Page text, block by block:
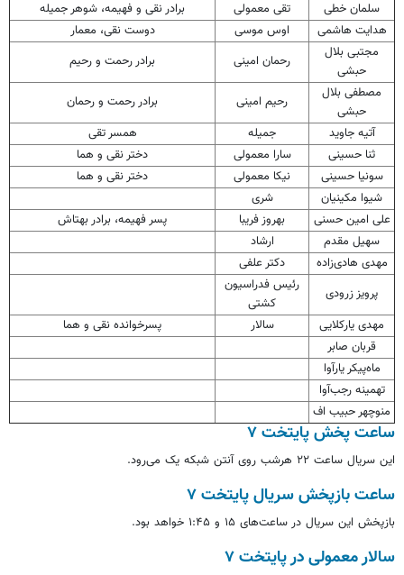
سلمان خطی
تقی معمولی
برادر نقی و فهیمه، شوهر جمیله
هدایت هاشمی
اوس موسی
دوست نقی، معمار
مجتبی بلال
حبشی
رحمان امینی
برادر رحمت و رحیم
مصطفی بلال
حبشی
رحیم امینی
برادر رحمت و رحمان
آتیه جاوید
جمیله
همسر تقی
ثنا حسینی
سارا معمولی
دختر نقی و هما
سونیا حسینی
نیکا معمولی
دختر نقی و هما
شیوا مکینیان
شری
علی امین حسنی
بهروز فریبا
پسر فهیمه، برادر بهتاش
سهیل مقدم
ارشاد
مهدی هادی‌زاده
دکتر علفی
پرویز زرودی
رئیس فدراسیون
کشتی
مهدی یارکلایی
سالار
پسرخوانده نقی و هما
قربان صابر
ماه‌پیکر یارآوا
تهمینه رجب‌آوا
منوچهر حبیب اف
ساعت پخش پایتخت ۷
این سریال ساعت ۲۲ هرشب روی آنتن شبکه یک می‌رود.
ساعت بازپخش سریال پایتخت ۷
بازپخش این سریال در ساعت‌های ۱۵ و ۱:۴۵ خواهد بود.
سالار معمولی در پایتخت ۷